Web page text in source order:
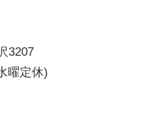
3207
曜定休)